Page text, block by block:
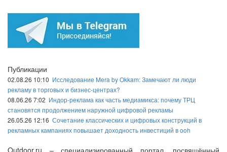
Публикации
02.08.26 10:10 Исследование Mera by Okkam: Замечают ли люди
рекламу в торговых и бизнес-центрах?
08.06.26 7:02 Индор-реклама как часть медиамикса: почему ТРЦ
становятся продолжением наружной цифровой рекламы
26.05.26 12:16 Сочетание классических и цифровых конструкций в
рекламных кампаниях повышает доходность инвестиций в ooh
Outdoor.ru – специализированный портал, посвящённый